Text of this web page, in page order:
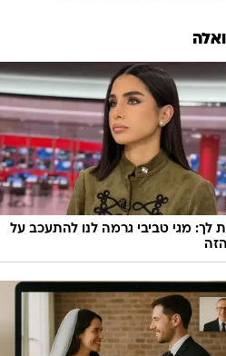
לך: מגי טביבי גרמה לנו להתעכב על